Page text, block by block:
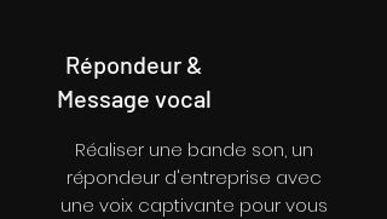
Répondeur &
Message vocal
Réaliser une bande son, un
répondeur d'entreprise avec
une voix captivante pour vous